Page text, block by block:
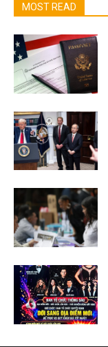
MOST READ